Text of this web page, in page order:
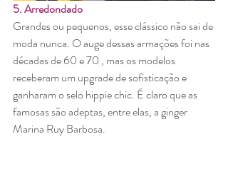
5. Arredondado
Grandes ou pequenos, esse clássico não sai de
moda nunca. O auge dessas armações foi nas
décadas de 60 e 70 , mas os modelos
receberam um upgrade de sofisticação e
ganharam o selo hippie chic. É claro que as
famosas são adeptas, entre elas, a ginger
Marina Ruy Barbosa.